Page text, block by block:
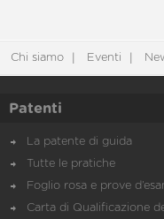
Chi siamo Eventi
Patenti
La patente di guida
Tutte le pratiche
Foglio rosa e prove
Carta di Qualificazione